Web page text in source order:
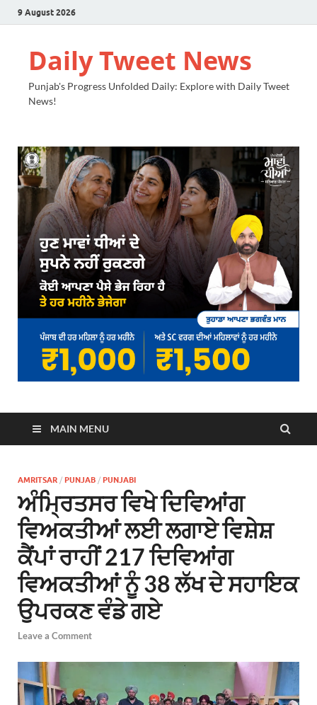
9 August 2026
Daily Tweet News
Punjab's Progress Unfolded Daily: Explore with Daily Tweet
News!
MAIN MENU
AMRITSAR / PUNJAB / PUNJABI
ਅੰਮ੍ਰਿਤਸਰ ਵਿਖੇ ਦਿਵਿਆਂਗ
ਵਿਅਕਤੀਆਂ ਲਈ ਲਗਾਏ ਵਿਸ਼ੇਸ਼
ਕੈਂਪਾਂ ਰਾਹੀਂ 217 ਦਿਵਿਆਂਗ
ਵਿਅਕਤੀਆਂ ਨੂੰ 38 ਲੱਖ ਦੇ ਸਹਾਇਕ
ਉਪਰਕਣ ਵੰਡੇ ਗਏ
Leave a Comment